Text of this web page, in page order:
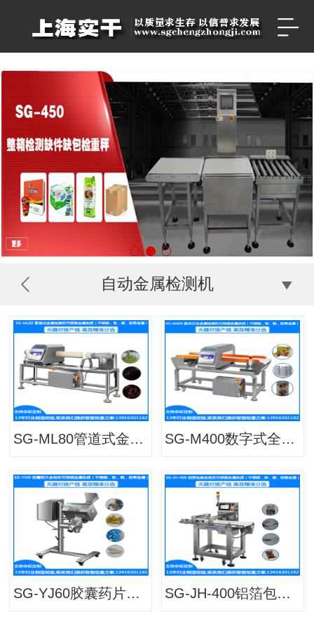
自动金属检测机
SG-ML80管道式金属检测机 粉料金属检测机 颗粒金属检测机 膏体金属异物检测机 SG-M400数字式全金属检测机 袋装食品金属检测机 瓶装药品金检机
SG-YJ60胶囊药片金属检测机 胶囊金属探测机 药片金属检测仪 胶囊金检机 SG-JH-400铝箔包装金属检测机 铝箔金属异物检测机 铝箔袋金属检测机 自动金属检